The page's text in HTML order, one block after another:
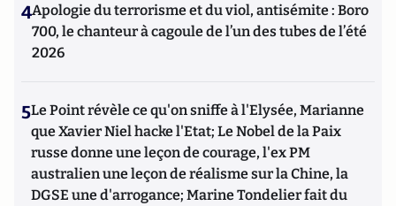
4Apologie du terrorisme et du viol, antisémite : Boro
700, le chanteur à cagoule de l’un des tubes de l’été
2026
5Le Point révèle ce qu'on sniffe à l'Elysée, Marianne
que Xavier Niel hacke l'Etat; Le Nobel de la Paix
russe donne une leçon de courage, l'ex PM
australien une leçon de réalisme sur la Chine, la
DGSE une d'arrogance; Marine Tondelier fait du